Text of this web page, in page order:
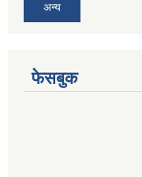
अन्य
फेसबुक